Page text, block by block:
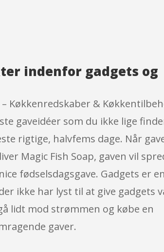
indenfor gadgets og
Køkkenredskaber &
gaveidéer som du ikke lige
rigtige, halvfems dage. Når
Magic Fish Soap, gaven vil
fødselsdagsgave. Gadgets er en
ikke har lyst til at give gadgets
lidt mod strømmen og købe en
gaver.